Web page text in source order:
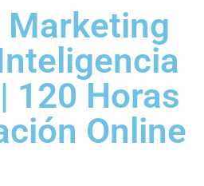
Marketing
120 Horas
Online